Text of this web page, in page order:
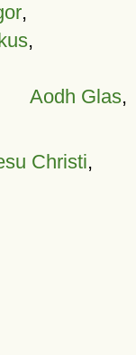
,
,
Aodh Glas,
Christi,